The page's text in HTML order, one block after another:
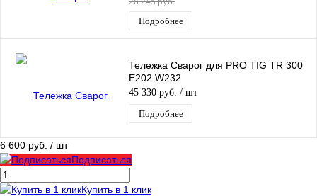
Подробнее
Тележка Сварог для PRO TIG TR 300
E202 W232
45 330 руб. / шт
Подробнее
6 600 руб. / шт
Подписаться
Купить в 1 клик